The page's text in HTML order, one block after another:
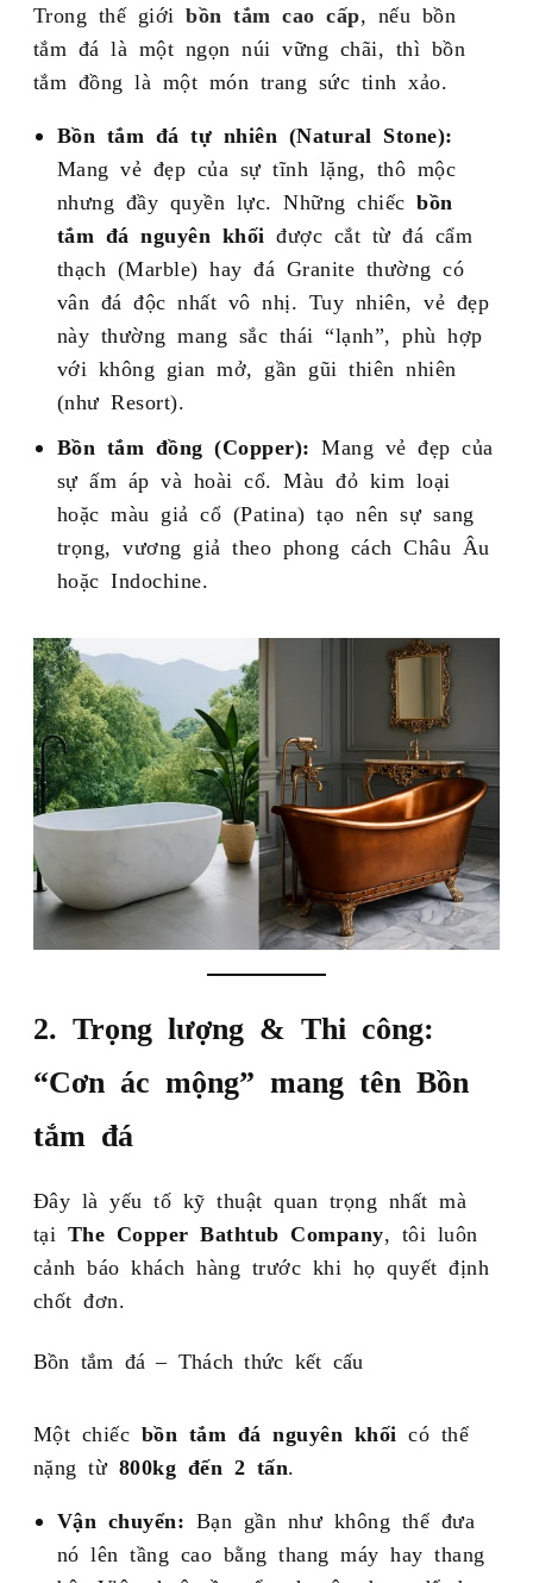
Trong thế giớibồn tắm cao cấp , nếu bồn
tắm đá là một ngọn núi vững chãi, thì bồn
tắm đồng là một món trang sức tinh xảo.
Bồn tắm đá tự nhiên (Natural Stone):
Mang vẻ đẹp của sự tĩnh lặng, thô mộc
nhưng đầy quyền lực. Những chiếcbồn
tắm đá nguyên khối được cắt từ đá cẩm
thạch (Marble) hay đá Granite thường có
vân đá độc nhất vô nhị. Tuy nhiên, vẻ đẹp
này thường mang sắc thái “lạnh”, phù hợp
với không gian mở, gần gũi thiên nhiên
(như Resort).
Bồn tắm đồng (Copper): Mang vẻ đẹp của
sự ấm áp và hoài cổ. Màu đỏ kim loại
hoặc màu giả cổ (Patina) tạo nên sự sang
trọng, vương giả theo phong cách Châu Âu
hoặc Indochine.
2. Trọng lượng & Thi công:
“Cơn ác mộng” mang tên Bồn
tắm đá
Đây là yếu tố kỹ thuật quan trọng nhất mà
tại The Copper Bathtub Company , tôi luôn
cảnh báo khách hàng trước khi họ quyết định
chốt đơn.
Bồn tắm đá – Thách thức kết cấu
Một chiếc bồn tắm đá nguyên khối có thể
nặng từ 800kg đến 2 tấn
Vận chuyển: Bạn gần như không thể đưa
nó lên tầng cao bằng thang máy hay thang